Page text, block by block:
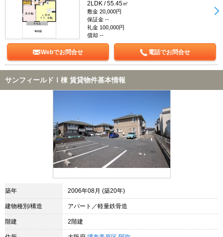
2LDK / 55.45㎡
敷金 20,000円
保証金 --
礼金 100,000円
償却 --
Webでお問合せ 電話でお問合せ
サンフィールドⅠ棟 賃貸物件基本情報
築年 2006年08月 (築20年)
建物種別/構造 アパート／軽量鉄骨造
階建 2階建